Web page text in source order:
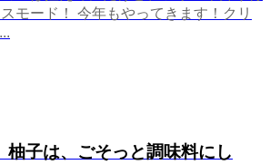
モード！ 今年もやってきます！クリ
柚子は、ごそっと調味料にし